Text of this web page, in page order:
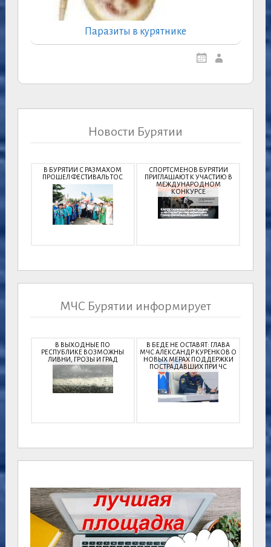
Паразиты в курятнике
Новости Бурятии
В БУРЯТИИ С РАЗМАХОМ
ПРОШЕЛ ФЕСТИВАЛЬ ТОС
СПОРТСМЕНОВ БУРЯТИИ
ПРИГЛАШАЮТ К УЧАСТИЮ В
МЕЖДУНАРОДНОМ
КОНКУРСЕ
МЧС Бурятии информирует
В ВЫХОДНЫЕ ПО
РЕСПУБЛИКЕ ВОЗМОЖНЫ
ЛИВНИ, ГРОЗЫ И ГРАД
В БЕДЕ НЕ ОСТАВЯТ: ГЛАВА
МЧС АЛЕКСАНДР КУРЕНКОВ О
НОВЫХ МЕРАХ ПОДДЕРЖКИ
ПОСТРАДАВШИХ ПРИ ЧС